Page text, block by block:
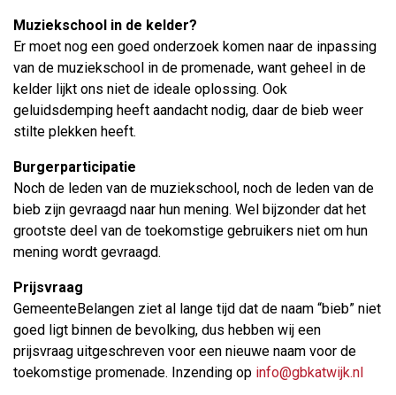
Muziekschool in de kelder?
Er moet nog een goed onderzoek komen naar de inpassing
van de muziekschool in de promenade, want geheel in de
kelder lijkt ons niet de ideale oplossing. Ook
geluidsdemping heeft aandacht nodig, daar de bieb weer
stilte plekken heeft.
Burgerparticipatie
Noch de leden van de muziekschool, noch de leden van de
bieb zijn gevraagd naar hun mening. Wel bijzonder dat het
grootste deel van de toekomstige gebruikers niet om hun
mening wordt gevraagd.
Prijsvraag
GemeenteBelangen ziet al lange tijd dat de naam “bieb” niet
goed ligt binnen de bevolking, dus hebben wij een
prijsvraag uitgeschreven voor een nieuwe naam voor de
toekomstige promenade. Inzending op info@gbkatwijk.nl